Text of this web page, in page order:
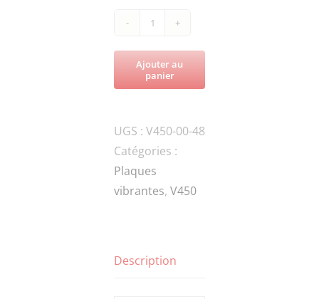
de
V450-
HSPG.W12-
1
SPRING
WASHER,TANG
ENDS
Ajouter au
panier
UGS : V450-00-48
Catégories :
Plaques
vibrantes, V450
Description